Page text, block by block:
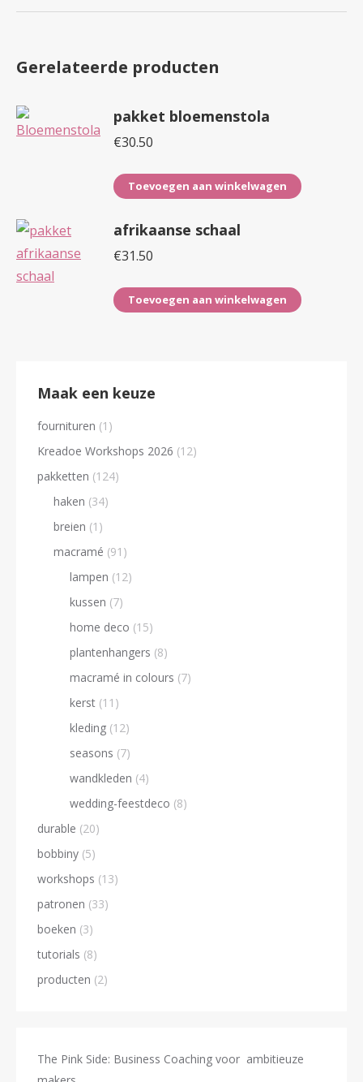
Gerelateerde producten
pakket bloemenstola
€30.50
Toevoegen aan winkelwagen
afrikaanse schaal
€31.50
Toevoegen aan winkelwagen
Maak een keuze
fournituren (1)
Kreadoe Workshops 2026 (12)
pakketten (124)
haken (34)
breien (1)
macramé (91)
lampen (12)
kussen (7)
home deco (15)
plantenhangers (8)
macramé in colours (7)
kerst (11)
kleding (12)
seasons (7)
wandkleden (4)
wedding-feestdeco (8)
durable (20)
bobbiny (5)
workshops (13)
patronen (33)
boeken (3)
tutorials (8)
producten (2)
The Pink Side: Business Coaching voor ambitieuze